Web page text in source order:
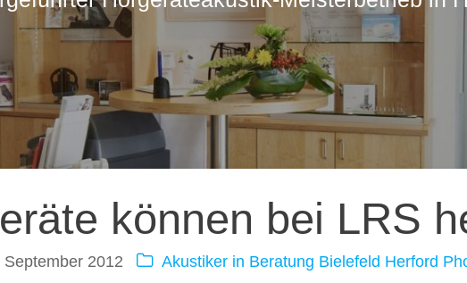
können bei LRS
September 2012 Akustiker in Beratung Bielefeld Herford